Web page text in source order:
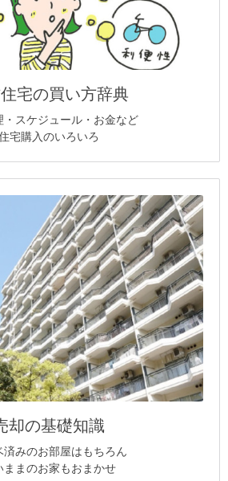
宅の買い方辞典
・スケジュール・お金など
宅購入のいろいろ
却の基礎知識
済みのお部屋はもちろん
ままのお家もおまかせ